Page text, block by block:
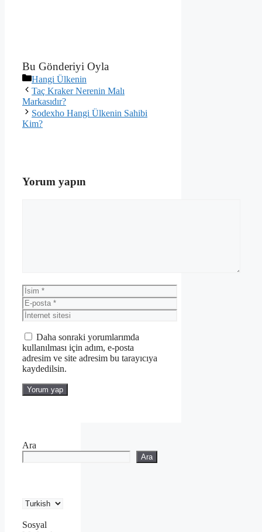
Bu Gönderiyi Oyla
Kategoriler
Hangi Ülkenin
Taç Kraker Nerenin Malı
Markasıdır?
Sodexho Hangi Ülkenin Sahibi
Kim?
Yorum yapın
İsim
E-
posta
İnternet
sitesi
Daha sonraki yorumlarımda
kullanılması için adım, e-posta
adresim ve site adresim bu tarayıcıya
kaydedilsin.
Ara
Ara
Sosyal